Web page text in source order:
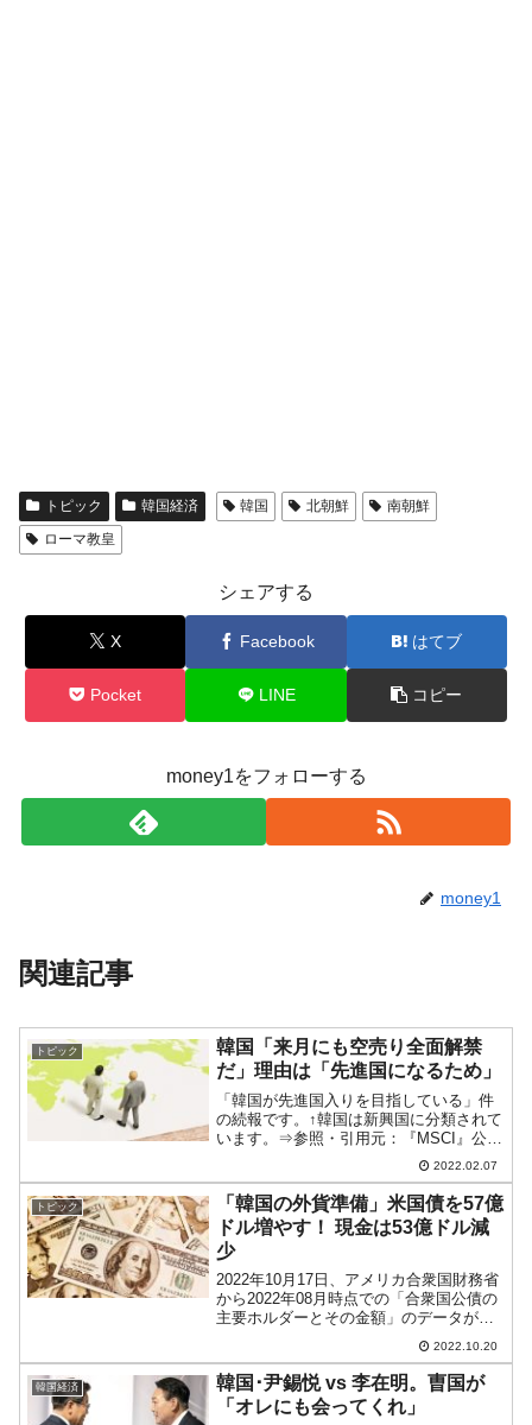
トピック 韓国経済 韓国 北朝鮮
南朝鮮
ローマ教皇
シェアする
X Facebook はてブ
Pocket LINE コピー
money1をフォローする
money1
関連記事
トピック
韓国「来月にも空売り全面解禁
だ」理由は「先進国になるため」
「韓国が先進国入りを目指している」件
の続報です。↑韓国は新興国に分類されて
います。⇒参照・引用元：『MSCI』公式
サイトMSCI指数（MSCI All Country
World Index）でどうしても先進国にカテ
ゴライズされたいという韓...
2022.02.07
トピック
「韓国の外貨準備」米国債を57億
ドル増やす！ 現金は53億ドル減
少
2022年10月17日、アメリカ合衆国財務省
から2022年08月時点での「合衆国公債の
主要ホルダーとその金額」のデータが公
表されましたので、韓国の保有金額を確
認してみます。⇒データ出典：『アメリ
カ合衆国 財務省』「MAJOR FOREIGN...
2022.10.20
韓国経済
韓国･尹錫悦 vs 李在明。曺国が
「オレにも会ってくれ」